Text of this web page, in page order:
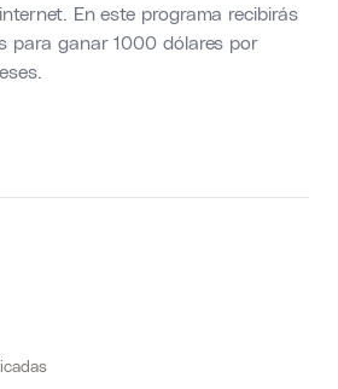
En este programa recibirás
para ganar 1000 dólares por